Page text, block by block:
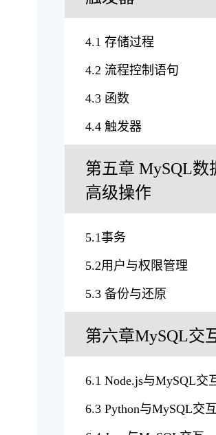
4.1 存储过程
4.2 流程控制语句
4.3 函数
4.4 触发器
第五章 MySQL数
高级操作
5.1事务
5.2用户与权限管理
5.3 备份与还原
第六章MySQL交
6.1 Node.js与MySQL交
6.3 Python与MySQL交互